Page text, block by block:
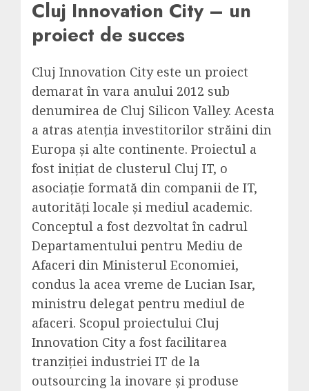
Cluj Innovation City – un
proiect de succes
Cluj Innovation City este un proiect
demarat în vara anului 2012 sub
denumirea de Cluj Silicon Valley. Acesta
a atras atenția investitorilor străini din
Europa și alte continente. Proiectul a
fost inițiat de clusterul Cluj IT, o
asociație formată din companii de IT,
autorități locale și mediul academic.
Conceptul a fost dezvoltat în cadrul
Departamentului pentru Mediu de
Afaceri din Ministerul Economiei,
condus la acea vreme de Lucian Isar,
ministru delegat pentru mediul de
afaceri. Scopul proiectului Cluj
Innovation City a fost facilitarea
tranziției industriei IT de la
outsourcing la inovare și produse